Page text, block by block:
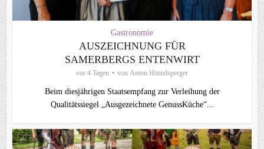
Gastronomie
AUSZEICHNUNG FÜR
SAMERBERGS ENTENWIRT
vor 4 Tagen von Anton Hötzelsperger
Beim diesjährigen Staatsempfang zur Verleihung der
Qualitätssiegel „Ausgezeichnete GenussKüche“...